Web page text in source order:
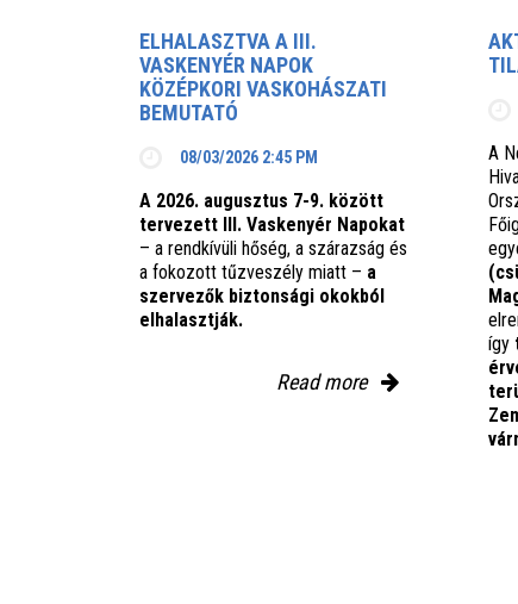
ELHALASZTVA A III.
VASKENYÉR NAPOK
KÖZÉPKORI VASKOHÁSZATI
BEMUTATÓ
08/03/2026 2:45 PM
A 2026. augusztus 7-9. között
tervezett III. Vaskenyér Napokat
– a rendkívüli hőség, a szárazság és
a fokozott tűzveszély miatt – a
szervezők biztonsági okokból
elhalasztják.
Read more
A
így